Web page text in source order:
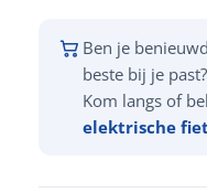
Ben je
beste bij je past?
Kom langs of
elektrische